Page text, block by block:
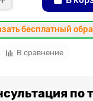
бесплатный
В сравнение
по